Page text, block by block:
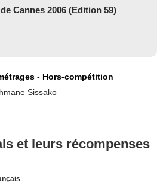
Cannes 2006 (Edition 59)
- Hors-compétition
Sissako
et leurs récompenses